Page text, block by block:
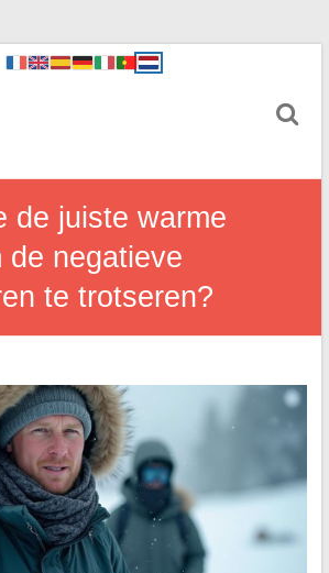
de juiste warme
de negatieve
te trotseren?